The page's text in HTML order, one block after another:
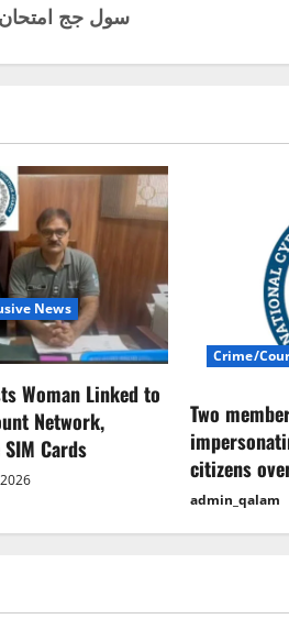
سول جج امتحان
News
Woman Linked to
Network,
Cards
Crime/
Two
citizens
admin_qalam